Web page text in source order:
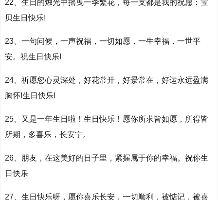
22、生日的烛光中摇曳一季繁花，每一支都是我的祝愿：宝
贝生日快乐!
23、一句问候，一声祝福，一切如愿，一生幸福，一世平
安。祝生日快乐!
24、祈愿您心灵深处，好花常开，好景常在，好运永远盈满
胸怀!生日快乐!
25、又是一年生日啦！生日快乐！愿你所求皆如愿，所得皆
所期，多喜乐，长安宁。
26、朋友，在这美好的日子里，紧握属于你的幸福。祝你生
日快乐
27、生日快乐呀，愿你喜乐长安，一切顺利，被惦记，被喜